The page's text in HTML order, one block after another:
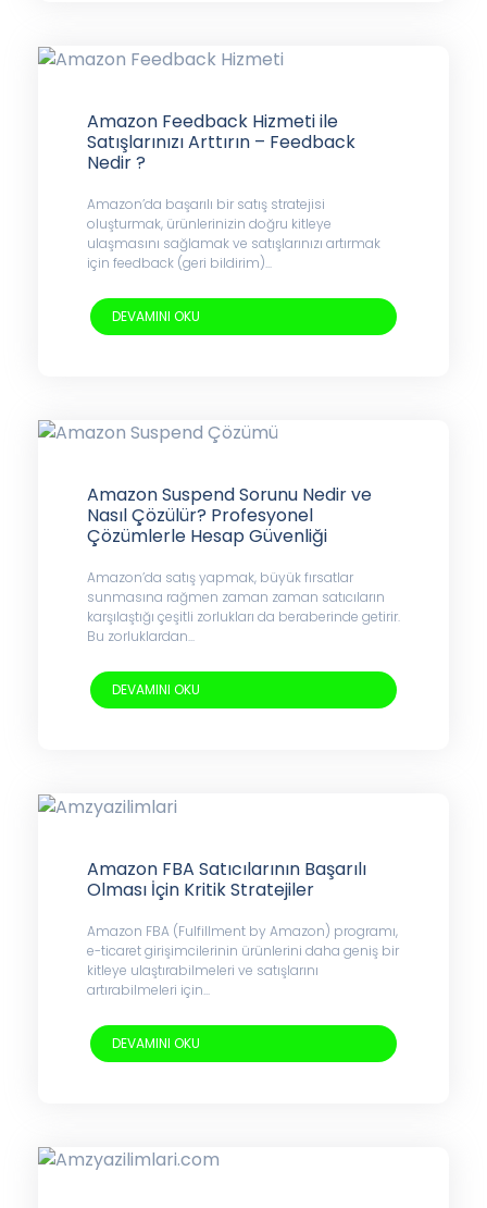
Amazon Feedback Hizmeti ile
Satışlarınızı Arttırın – Feedback
Nedir ?
Amazon’da başarılı bir satış stratejisi
oluşturmak, ürünlerinizin doğru kitleye
ulaşmasını sağlamak ve satışlarınızı artırmak
için feedback (geri bildirim)...
DEVAMINI OKU
Amazon Suspend Sorunu Nedir ve
Nasıl Çözülür? Profesyonel
Çözümlerle Hesap Güvenliği
Amazon’da satış yapmak, büyük fırsatlar
sunmasına rağmen zaman zaman satıcıların
karşılaştığı çeşitli zorlukları da beraberinde getirir.
Bu zorluklardan...
DEVAMINI OKU
Amazon FBA Satıcılarının Başarılı
Olması İçin Kritik Stratejiler
Amazon FBA (Fulfillment by Amazon) programı,
e-ticaret girişimcilerinin ürünlerini daha geniş bir
kitleye ulaştırabilmeleri ve satışlarını
artırabilmeleri için...
DEVAMINI OKU